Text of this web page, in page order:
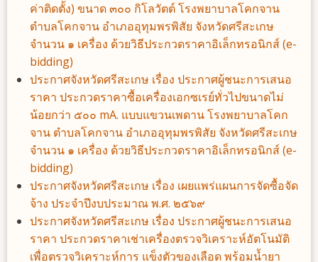
ค่าติดตั้ง) ขนาด ๓๐๐ กิโลวัตต์ โรงพยาบาลโคกจาน
ตำบลโคกจาน อำเภออุทุมพรพิสัย จังหวัดศรีสะเกษ
จำนวน ๑ เครื่อง ด้วยวิธีประกวดราคาอิเล็กทรอนิกส์ (e-
bidding)
ประกาศจังหวัดศรีสะเกษ เรื่อง ประกาศผู้ชนะการเสนอ
ราคา ประกวดราคาซื้อเครื่องเอกซเรย์ทั่วไปขนาดไม่
น้อยกว่า ๕๐๐ mA. แบบแขวนเพดาน โรงพยาบาลโคก
จาน ตำบลโคกจาน อำเภออุทุมพรพิสัย จังหวัดศรีสะเกษ
จำนวน ๑ เครื่อง ด้วยวิธีประกวดราคาอิเล็กทรอนิกส์ (e-
bidding)
ประกาศจังหวัดศรีสะเกษ เรื่อง เผยแพร่แผนการจัดซื้อจัด
จ้าง ประจําปีงบประมาณ พ.ศ. ๒๕๖๙
ประกาศจังหวัดศรีสะเกษ เรื่อง ประกาศผู้ชนะการเสนอ
ราคา ประกวดราคาเช่าเครื่องตรวจวิเคราะห์อัตโนมัติ
เพื่อตรวจวิเคราะห์การ แข็งตัวของเลือด พร้อมน้ำยา